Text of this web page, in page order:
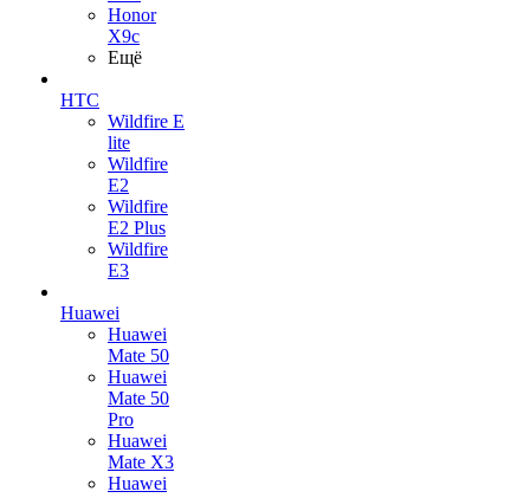
Honor
X9c
Ещё
HTC
Wildfire E
lite
Wildfire
E2
Wildfire
E2 Plus
Wildfire
E3
Huawei
Huawei
Mate 50
Huawei
Mate 50
Pro
Huawei
Mate X3
Huawei